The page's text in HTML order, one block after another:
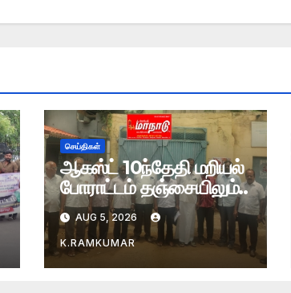
செய்திகள்
ஆகஸ்ட் 10ந்தேதி மறியல்
போராட்டம் தஞ்சையிலும்..
AUG 5, 2026
K.RAMKUMAR